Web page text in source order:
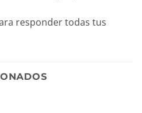
responder todas tus